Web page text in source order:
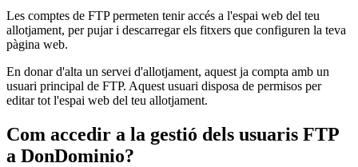
Les comptes de FTP permeten tenir accés a l'espai web del teu
allotjament, per pujar i descarregar els fitxers que configuren la teva
pàgina web.
En donar d'alta un servei d'allotjament, aquest ja compta amb un
usuari principal de FTP. Aquest usuari disposa de permisos per
editar tot l'espai web del teu allotjament.
Com accedir a la gestió dels usuaris FTP
a DonDominio?